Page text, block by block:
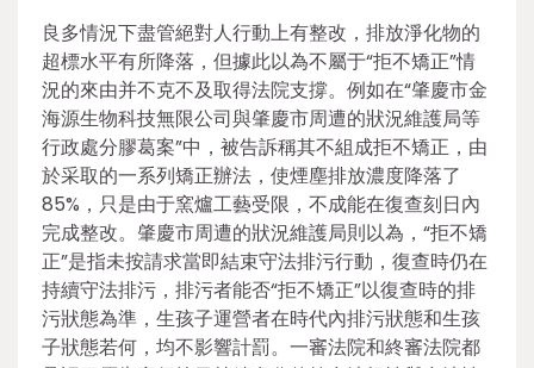
良多情況下盡管絕對人行動上有整改，排放淨化物的
超標水平有所降落，但據此以為不屬于“拒不矯正”情
況的來由并不克不及取得法院支撐。例如在“肇慶市金
海源生物科技無限公司與肇慶市周遭的狀況維護局等
行政處分膠葛案”中，被告訴稱其不組成拒不矯正，由
於采取的一系列矯正辦法，使煙塵排放濃度降落了
85%，只是由于窯爐工藝受限，不成能在復查刻日內
完成整改。肇慶市周遭的狀況維護局則以為，“拒不矯
正”是指未按請求當即結束守法排污行動，復查時仍在
持續守法排污，排污者能否“拒不矯正”以復查時的排
污狀態為準，生孩子運營者在時代內排污狀態和生孩
子狀態若何，均不影響計罰。一審法院和終審法院都